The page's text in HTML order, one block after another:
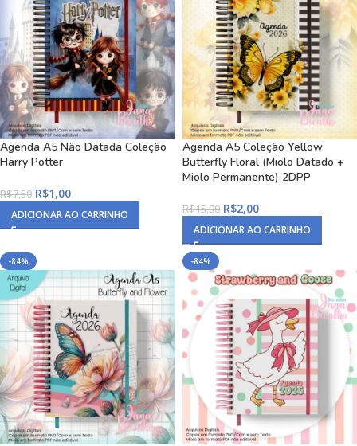
Agenda A5 Não Datada Coleção
Harry Potter
R$7,50 R$1,00
ADICIONAR AO CARRINHO
Agenda A5 Coleção Yellow
Butterfly Floral (Miolo Datado +
Miolo Permanente) 2DPP
R$15,90 R$2,00
ADICIONAR AO CARRINHO
-84% -84%